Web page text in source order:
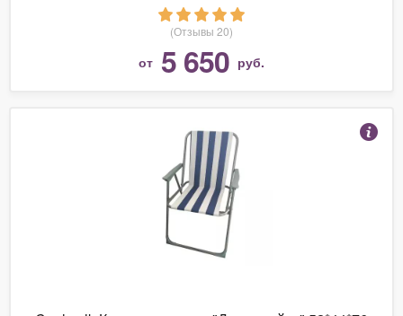
(Отзывы 20)
от 5 650 руб.